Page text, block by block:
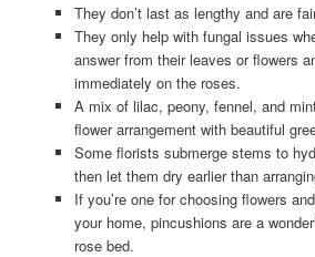
They don’t last as lengthy and are
They only help with fungal issues
answer from their leaves or flowers
immediately on the roses.
A mix of lilac, peony, fennel, and
flower arrangement with beautiful
Some florists submerge stems to
then let them dry earlier than
If you’re one for choosing flowers
your home, pincushions are a
rose bed.